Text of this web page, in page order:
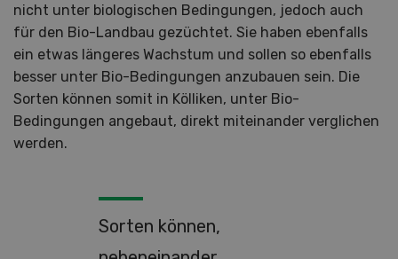
nicht unter biologischen Bedingungen, jedoch auch
für den Bio-Landbau gezüchtet. Sie haben ebenfalls
ein etwas längeres Wachstum und sollen so ebenfalls
besser unter Bio-Bedingungen anzubauen sein. Die
Sorten können somit in Kölliken, unter Bio-
Bedingungen angebaut, direkt miteinander verglichen
werden.
Sorten können,